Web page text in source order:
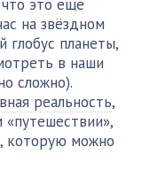
это ещё
на звёздном
глобус планеты,
в наши
сложно).
реальность,
которую можно